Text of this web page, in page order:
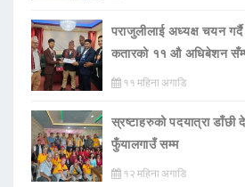
पराजुलीलाई अध्यक्ष चयन
कतारको ११ औ अधिबेशन
११ महिना अगाडि
स्रष्टाहरुको पदयात्रा डाँछी
फुँयालगाउँ सम्म
१२ महिना अगाडि